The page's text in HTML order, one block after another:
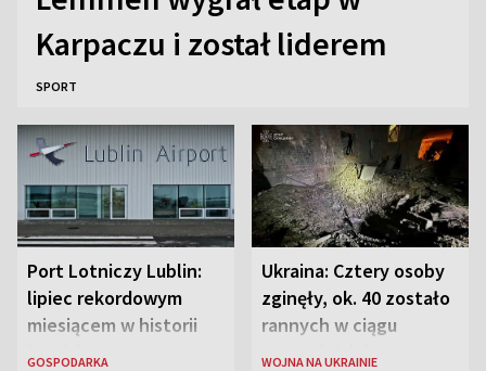
Karpaczu i został liderem
SPORT
Port Lotniczy Lublin:
lipiec rekordowym
miesiącem w historii
lotniska
GOSPODARKA
Ukraina: Cztery osoby
zginęły, ok. 40 zostało
rannych w ciągu
ostatniej doby w
WOJNA NA UKRAINIE